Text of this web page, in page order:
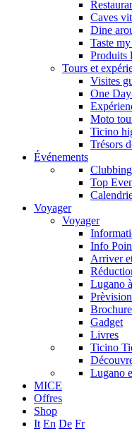
Caves
Dine
Taste
Produits
Tours et
Visites
One
Moto
Ticino
Trésors
Événements
Top
Voyager
Voyager
Info
Arriver
Lugano
Gadget
Livres
Ticino
Lugano
MICE
Offres
Shop
It En De Fr